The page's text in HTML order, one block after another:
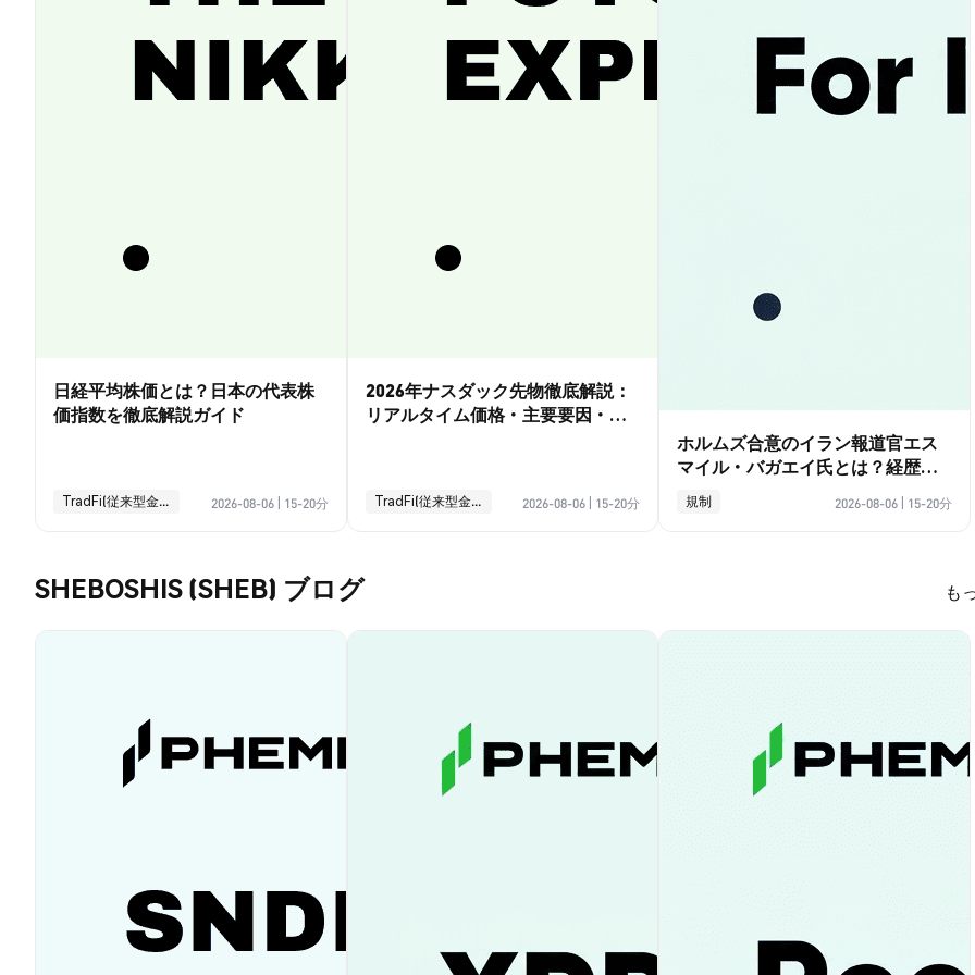
日経平均株価とは？日本の代表株
価指数を徹底解説ガイド
TradFi(従来型金融) 2026-08-06 15-20分
2026年ナスダック先物徹底解説：
リアルタイム価格・主要要因・取
TradFi(従来型金融) 2026-08-06 15-20分
ホルムズ合意のイラン報道官エス
マイル・バガエイ氏とは？経歴ガ
イド
規制 2026-08-06 15-20分
SHEBOSHIS (SHEB) ブログ も